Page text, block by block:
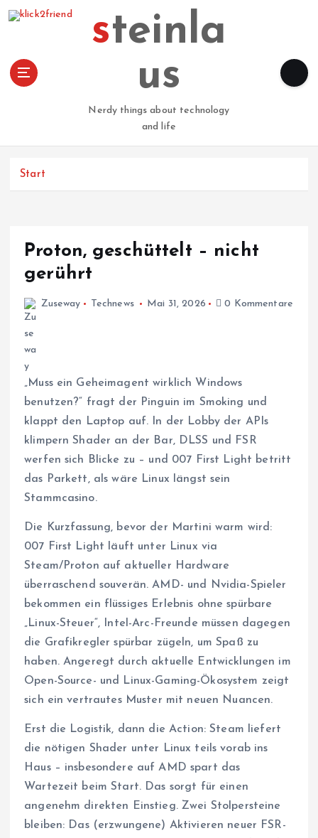
steinla
us
Nerdy things about technology
and life
Start
Proton, geschüttelt – nicht
gerührt
Zuseway Technews Mai 31, 2026 0 Kommentare
„Muss ein Geheimagent wirklich Windows
benutzen?“ fragt der Pinguin im Smoking und
klappt den Laptop auf. In der Lobby der APIs
klimpern Shader an der Bar, DLSS und FSR
werfen sich Blicke zu – und 007 First Light betritt
das Parkett, als wäre Linux längst sein
Stammcasino.
Die Kurzfassung, bevor der Martini warm wird:
007 First Light läuft unter Linux via
Steam/Proton auf aktueller Hardware
überraschend souverän. AMD- und Nvidia-Spieler
bekommen ein flüssiges Erlebnis ohne spürbare
„Linux-Steuer“, Intel-Arc-Freunde müssen dagegen
die Grafikregler spürbar zügeln, um Spaß zu
haben. Angeregt durch aktuelle Entwicklungen im
Open-Source- und Linux-Gaming-Ökosystem zeigt
sich ein vertrautes Muster mit neuen Nuancen.
Erst die Logistik, dann die Action: Steam liefert
die nötigen Shader unter Linux teils vorab ins
Haus – insbesondere auf AMD spart das
Wartezeit beim Start. Das sorgt für einen
angenehm direkten Einstieg. Zwei Stolpersteine
bleiben: Das (erzwungene) Aktivieren neuer FSR-